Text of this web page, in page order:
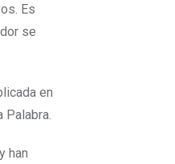
Es
se
en
han